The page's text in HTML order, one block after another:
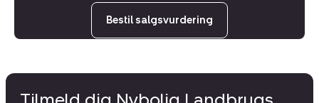
Bestil salgsvurdering